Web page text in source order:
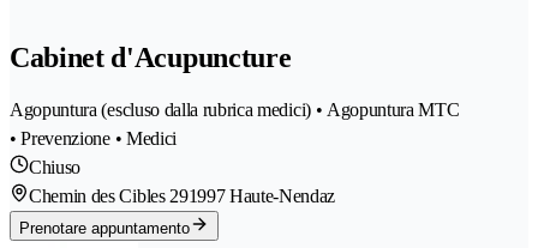
Cabinet d'Acupuncture
Agopuntura (escluso dalla rubrica medici) • Agopuntura MTC
• Prevenzione • Medici
Chiuso
Chemin des Cibles 291997 Haute-Nendaz
Prenotare appuntamento